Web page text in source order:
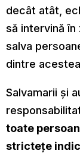
decât atât,
să intervină
salva
dintre
Salvamarii și
toate
strictețe